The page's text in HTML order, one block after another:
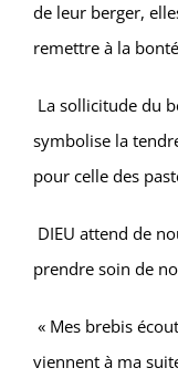
de leur berger,
remettre à la
La sollicitude du
symbolise la
pour celle des
DIEU attend de
prendre soin de
« Mes brebis
viennent à ma